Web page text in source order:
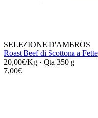
SELEZIONE D'AMBROS
Roast Beef di Scottona a Fette
20,00€/Kg · Qta 350 g
7,00€